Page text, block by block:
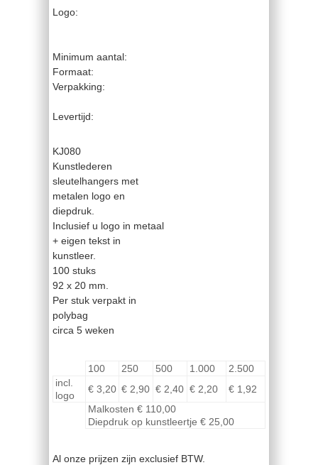
Logo:
Minimum aantal:
Formaat:
Verpakking:
Levertijd:
KJ080
Kunstlederen
sleutelhangers met
metalen logo en
diepdruk.
Inclusief u logo in metaal
+ eigen tekst in
kunstleer.
100 stuks
92 x 20 mm.
Per stuk verpakt in
polybag
circa 5 weken
100 250 500 1.000
2.500
incl.
logo
€ 3,20 € 2,90 € 2,40 € 2,20
€ 1,92
Malkosten € 110,00
Diepdruk op kunstleertje € 25,00
Al onze prijzen zijn exclusief BTW.